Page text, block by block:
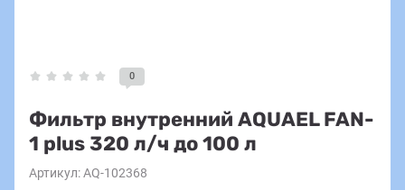
0
Фильтр внутренний AQUAEL FAN-
1 plus 320 л/ч до 100 л
Артикул:AQ-102368